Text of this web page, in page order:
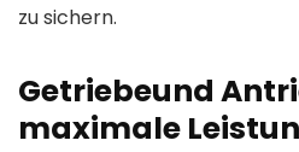
zu sichern.
Getriebeund
maximale